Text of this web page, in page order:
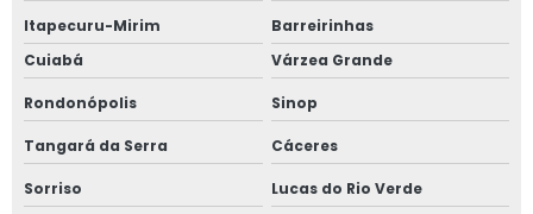
Itapecuru-Mirim
Barreirinhas
Cuiabá
Várzea Grande
Rondonópolis Sinop
Tangará da Serra Cáceres
Sorriso Lucas do Rio Verde